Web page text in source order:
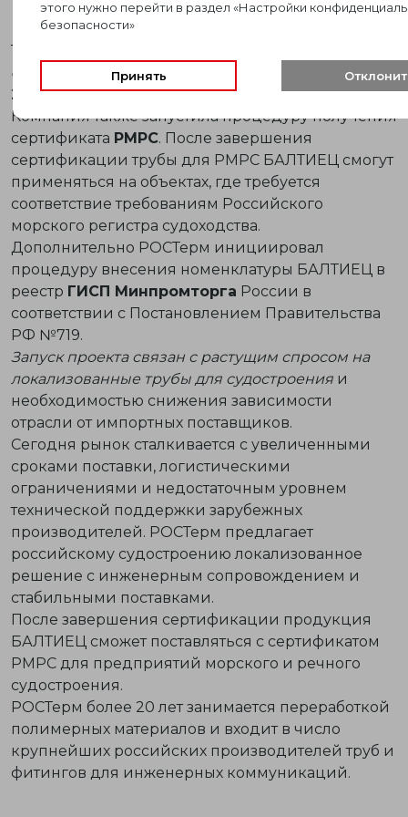
свыше 50 мм.
Трубы
сырья
и соответствуют требованиям
ГОСТ 32415-
2013иГОСТ Р 53630-2015.
Компания также запустила процедуру получения
сертификата РМРС. После завершения
сертификации трубы для РМРС БАЛТИЕЦ смогут
применяться на объектах, где требуется
соответствие требованиям Российского
морского регистра судоходства.
Дополнительно РОСТерм инициировал
процедуру внесения номенклатуры БАЛТИЕЦ в
реестр ГИСП Минпромторга России в
соответствии с Постановлением Правительства
РФ №719.
Запуск проекта связан с растущим спросом на
локализованные трубы для судостроения и
необходимостью снижения зависимости
отрасли от импортных поставщиков.
Сегодня рынок сталкивается с увеличенными
сроками поставки, логистическими
ограничениями и недостаточным уровнем
технической поддержки зарубежных
производителей. РОСТерм предлагает
российскому судостроению локализованное
решение с инженерным сопровождением и
стабильными поставками.
После завершения сертификации продукция
БАЛТИЕЦ сможет поставляться с сертификатом
РМРС для предприятий морского и речного
судостроения.
РОСТерм более 20 лет занимается переработкой
полимерных материалов и входит в число
крупнейших российских производителей труб и
фитингов для инженерных коммуникаций.
этого нужно перейти в раздел «Настройки
безопасности»
Принять